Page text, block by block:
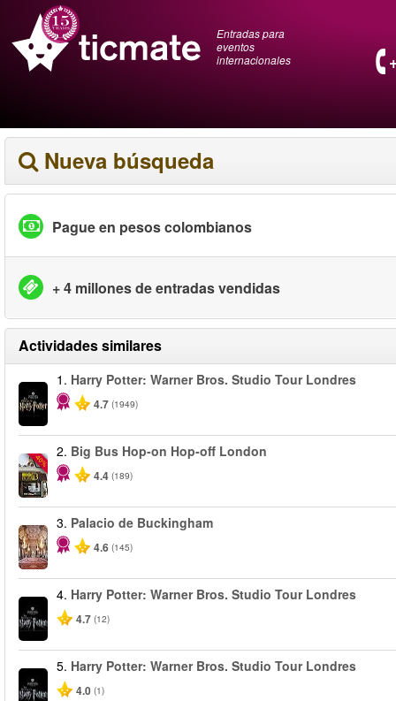
Entradas para
eventos
internacionales
Nueva búsqueda
Pague en pesos colombianos
+ 4 millones de entradas vendidas
Actividades similares
1. Harry Potter: Warner Bros. Studio Tour Londres
4.7 (1949)
-40%
2. Big Bus Hop-on Hop-off London
4.4 (189)
3. Palacio de Buckingham
4.6 (145)
4. Harry Potter: Warner Bros. Studio Tour Londres
4.7 (12)
5. Harry Potter: Warner Bros. Studio Tour Londres
4.0 (1)